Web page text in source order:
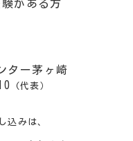
がある方
ター茅ヶ崎
(代表）
込みは、